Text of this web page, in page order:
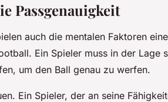
Passgenauigkeit
auch die mentalen Faktoren
Ein Spieler muss in der Lage
um den Ball genau zu werfen.
Ein Spieler, der an seine